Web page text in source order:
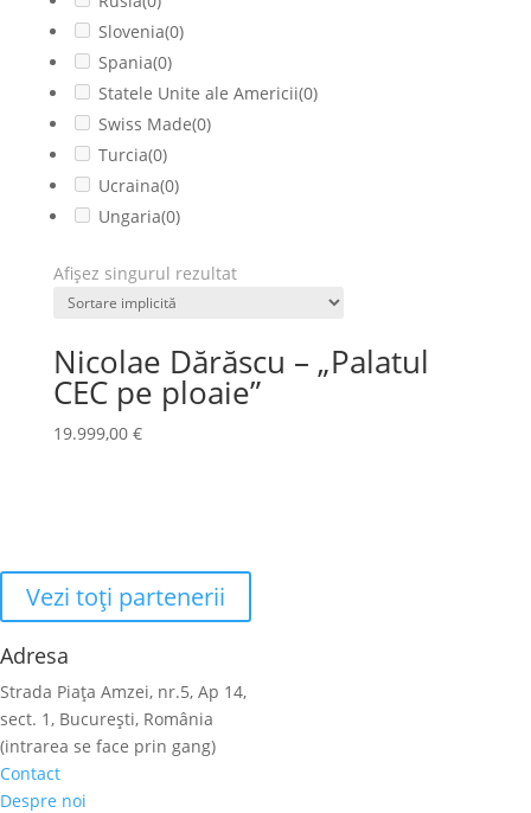
Slovenia(0)
Spania(0)
Statele Unite ale Americii(0)
Swiss Made(0)
Turcia(0)
Ucraina(0)
Ungaria(0)
Afișez singurul rezultat
Nicolae Dărăscu – „Palatul
CEC pe ploaie”
19.999,00 €
Vezi toţi partenerii
Adresa
Strada Piaţa Amzei, nr.5, Ap 14,
sect. 1, Bucureşti, România
(intrarea se face prin gang)
Contact
Despre noi